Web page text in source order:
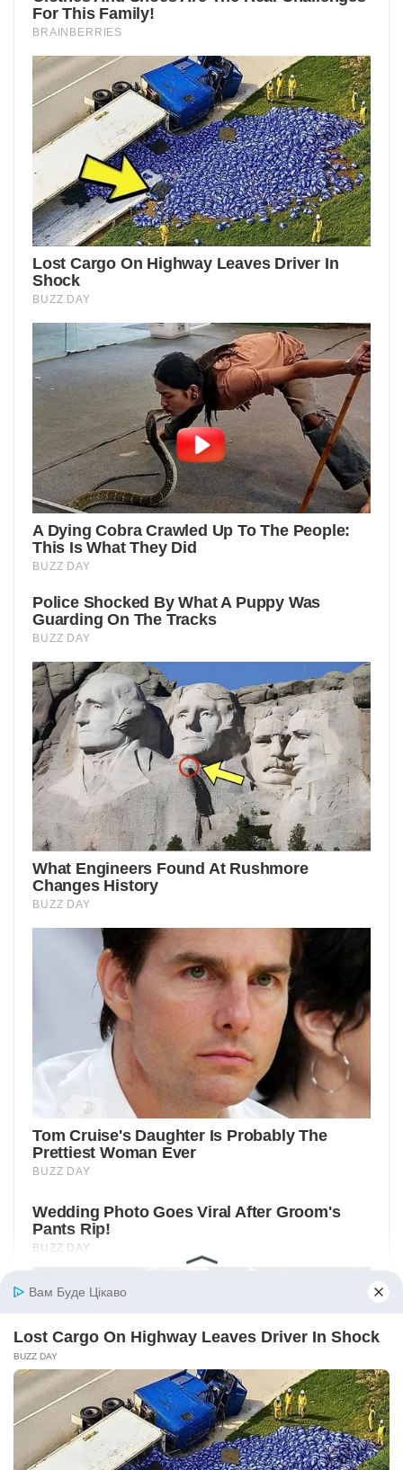
Вам Буде Цікаво
Lost Cargo On Highway Leaves Driver In Shock
BUZZ DAY